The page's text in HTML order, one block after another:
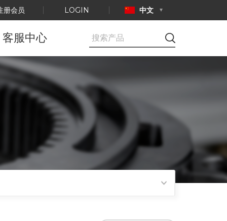
册会员 LOGIN 中文
客服中心
公告事项
E-mail咨询